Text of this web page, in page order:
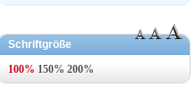
Schriftgröße